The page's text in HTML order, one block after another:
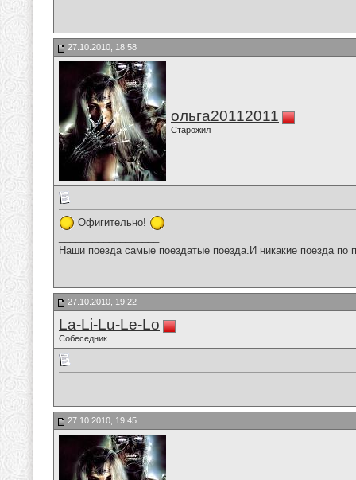
27.10.2010, 18:58
ольга20112011
Старожил
Офигительно!
Наши поезда самые поездатые поезда.И никакие поезда по
27.10.2010, 19:22
La-Li-Lu-Le-Lo
Собеседник
27.10.2010, 19:45